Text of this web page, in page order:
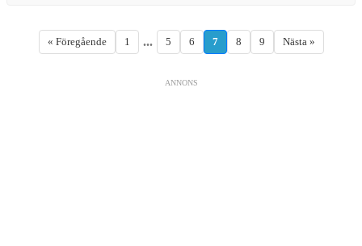
« Föregående 1 ... 5 6 7 8 9 Nästa »
ANNONS